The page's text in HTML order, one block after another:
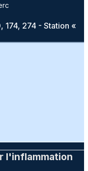
174, 274 - Station «
l'inflammation